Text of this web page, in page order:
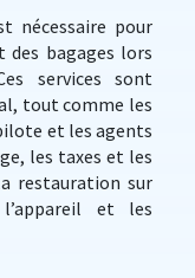
nécessaire pour
bagages lors
services sont
tout comme les
et les agents
les taxes et les
restauration sur
et les